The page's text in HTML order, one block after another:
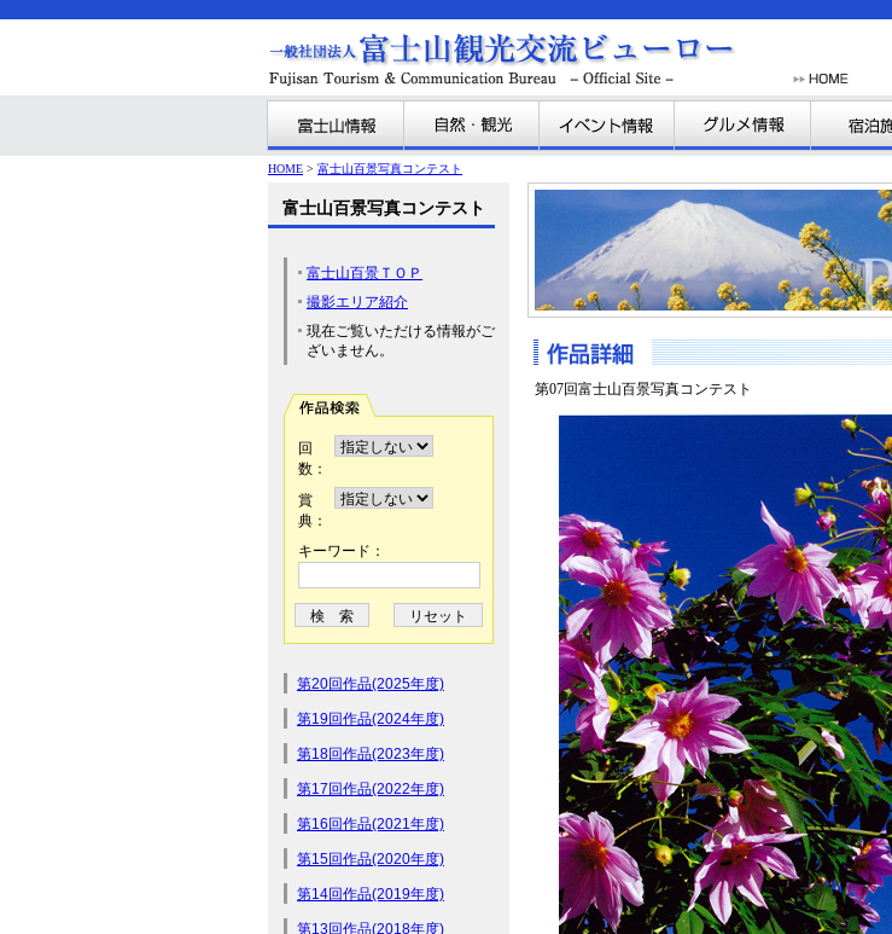
HOME > 富士山百景写真コンテスト
富士山百景写真コンテスト
富士山百景ＴＯＰ
撮影エリア紹介
現在ご覧いただける情報がご
ざいません。
回
数：
賞
典：
キーワード：
第20回作品(2025年度)
第19回作品(2024年度)
第18回作品(2023年度)
第17回作品(2022年度)
第16回作品(2021年度)
第15回作品(2020年度)
第14回作品(2019年度)
第13回作品(2018年度)
第07回富士山百景写真コンテスト